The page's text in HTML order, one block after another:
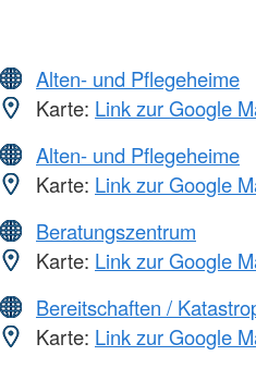
Alten- und Pflegeheime
Karte: Link zur Google
Alten- und Pflegeheime
Karte: Link zur Google
Beratungszentrum
Karte: Link zur Google
Bereitschaften /
Karte: Link zur Google